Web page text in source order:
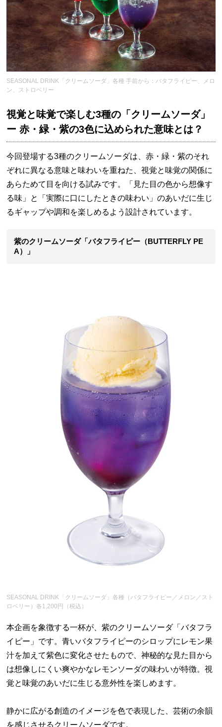
SEASONAL DRINK「クリームソーダ」各種 手前から：バタフライピー、メロ
ン、ストロベリー
視覚と味覚で楽しむ3種の「クリームソーダ」
ー 赤・緑・紫の3色に込められた意味とは？
今回登場する3種のクリームソーダは、赤・緑・紫のそれ
ぞれに異なる意味と味わいを重ねた、視覚と味覚の関係に
あらためて目を向ける試みです。「見た目の色から想像す
る味」と「実際に口にしたときの味わい」のあいだに生じ
るギャップや調和を楽しめるよう設計されています。
紫のクリームソーダ「バタフライピー（BUTTERFLY PE
A）」
SEASONAL DRINK「クリームソーダ」各種（バタフライピー／メロン／スト
ロベリー）各1,200円（税込）
本企画を象徴する一杯が、紫のクリームソーダ「バタフラ
イピー」です。青いバタフライピーのシロップにレモン果
汁を加えて紫色に変化させたもので、神秘的な見た目から
は想像しにくい爽やかなレモンソーダの味わいが特徴。視
覚と味覚のあいだに生じる意外性を楽しめます。
静かに広がる創造のイメージを色で表現した、芸術の余韻
を感じさせるクリームソーダです。